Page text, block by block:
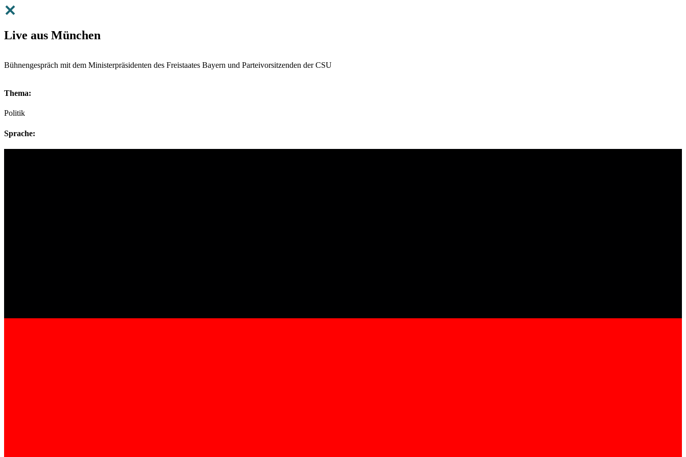
Live aus München
Bühnengespräch mit dem Ministerpräsidenten des Freistaates Bayern und Parteivorsitzenden der CSU
Thema:
Politik
Sprache: